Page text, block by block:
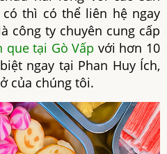
thì có thể liên hệ ngay
công ty chuyên cung cấp
que tại Gò Vấp với hơn 10
ngay tại Phan Huy Ích,
của chúng tôi.